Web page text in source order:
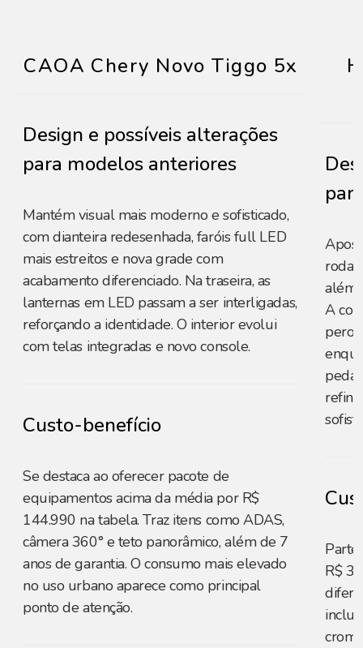
CAOA Chery Novo Tiggo 5x
Design e possíveis alterações
para modelos anteriores
Mantém visual mais moderno e sofisticado,
com dianteira redesenhada, faróis full LED
mais estreitos e nova grade com
acabamento diferenciado. Na traseira, as
lanternas em LED passam a ser interligadas,
reforçando a identidade. O interior evolui
com telas integradas e novo console.
Custo-benefício
Se destaca ao oferecer pacote de
equipamentos acima da média por R$
144.990 na tabela. Traz itens como ADAS,
câmera 360° e teto panorâmico, além de 7
anos de garantia. O consumo mais elevado
no uso urbano aparece como principal
ponto de atenção.
além
A cor
Parte
R$
inclui